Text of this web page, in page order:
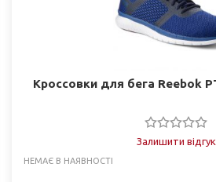
Кроссовки для бега Reebok
Залишити відгук
НЕМАЄ В НАЯВНОСТІ